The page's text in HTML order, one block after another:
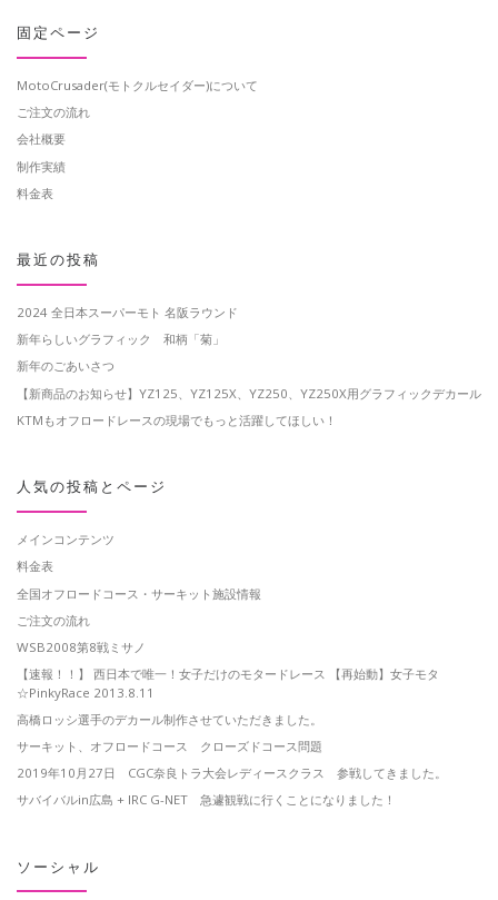
固定ページ
MotoCrusader(モトクルセイダー)について
ご注文の流れ
会社概要
制作実績
料金表
最近の投稿
2024 全日本スーパーモト 名阪ラウンド
新年らしいグラフィック 和柄「菊」
新年のごあいさつ
【新商品のお知らせ】YZ125、YZ125X、YZ250、YZ250X用グラフィックデカール
KTMもオフロードレースの現場でもっと活躍してほしい！
人気の投稿とページ
メインコンテンツ
料金表
全国オフロードコース・サーキット施設情報
ご注文の流れ
WSB2008第8戦ミサノ
【速報！！】 西日本で唯一！女子だけのモタードレース 【再始動】女子モタ
☆PinkyRace 2013.8.11
高橋ロッシ選手のデカール制作させていただきました。
サーキット、オフロードコース クローズドコース問題
2019年10月27日 CGC奈良トラ大会レディースクラス 参戦してきました。
サバイバルin広島 + IRC G-NET 急遽観戦に行くことになりました！
ソーシャル